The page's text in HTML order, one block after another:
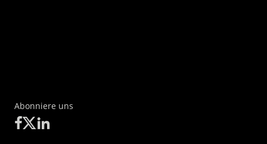
Abonniere uns